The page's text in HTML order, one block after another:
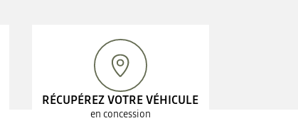
RÉCUPÉREZ VOTRE VÉHICULE
en concession